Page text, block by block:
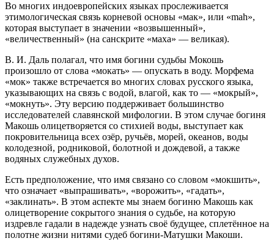
Во многих индоевропейских языках прослеживается
этимологическая связь корневой основы «мак», или «mah»,
которая выступает в значении «возвышенный»,
«величественный» (на санскрите «маха» — великая).
В. И. Даль полагал, что имя богини судьбы Мокошь
произошло от слова «мокать» — опускать в воду. Морфема
«мок» также встречается во многих словах русского языка,
указывающих на связь с водой, влагой, как то — «мокрый»,
«мокнуть». Эту версию поддерживает большинство
исследователей славянской мифологии. В этом случае богиня
Макошь олицетворяется со стихией воды, выступает как
покровительница всех озёр, ручьёв, морей, океанов, воды
колодезной, родниковой, болотной и дождевой, а также
водяных служебных духов.
Есть предположение, что имя связано со словом «мокшить»,
что означает «выпрашивать», «ворожить», «гадать»,
«заклинать». В этом аспекте мы знаем богиню Макошь как
олицетворение сокрытого знания о судьбе, на которую
издревле гадали в надежде узнать своё будущее, сплетённое на
полотне жизни нитями судеб богини-Матушки Макоши.